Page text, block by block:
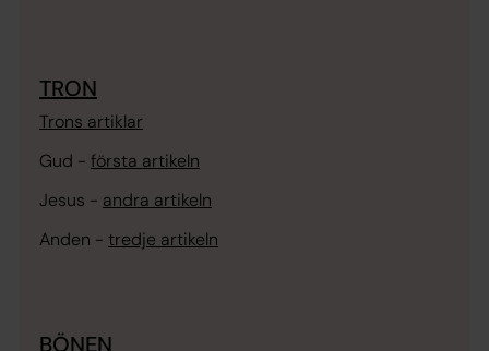
TRON
Trons artiklar
Gud - första artikeln
Jesus - andra artikeln
Anden - tredje artikeln
BÖNEN